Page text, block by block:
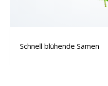
Schnell blühende Samen